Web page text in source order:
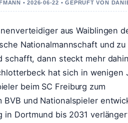
• 2026-06-22 • GEPRUFT VON
aus Waiblingen
Nationalmannschaft und zu
schafft, dann steckt mehr
hat sich in wenigen
beim SC Freiburg zum
BVB und Nationalspieler
in Dortmund bis 2031